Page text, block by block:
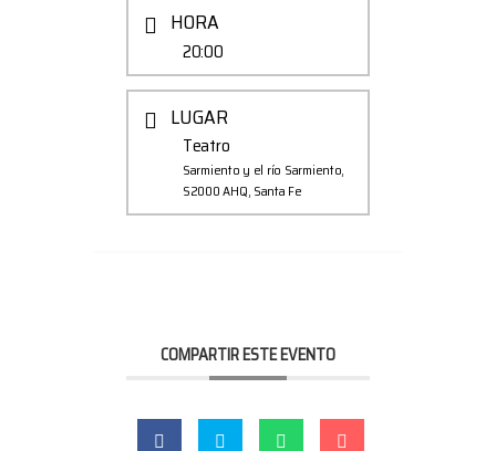
HORA
20:00
LUGAR
Teatro
Sarmiento y el río Sarmiento,
S2000 AHQ, Santa Fe
COMPARTIR ESTE EVENTO